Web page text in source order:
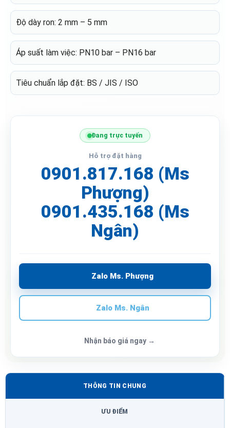
Độ dày ron: 2 mm – 5 mm
Áp suất làm việc: PN10 bar – PN16 bar
Tiêu chuẩn lắp đặt: BS / JIS / ISO
Đang trực tuyến
Hỗ trợ đặt hàng
0901.817.168 (Ms
Phượng)
0901.435.168 (Ms
Ngân)
Zalo Ms. Phượng
Zalo Ms. Ngân
Nhận báo giá ngay →
THÔNG TIN CHUNG
ƯU ĐIỂM